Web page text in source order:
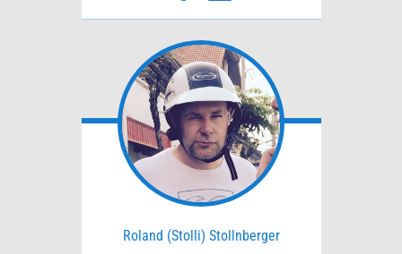
Roland (Stolli) Stollnberger